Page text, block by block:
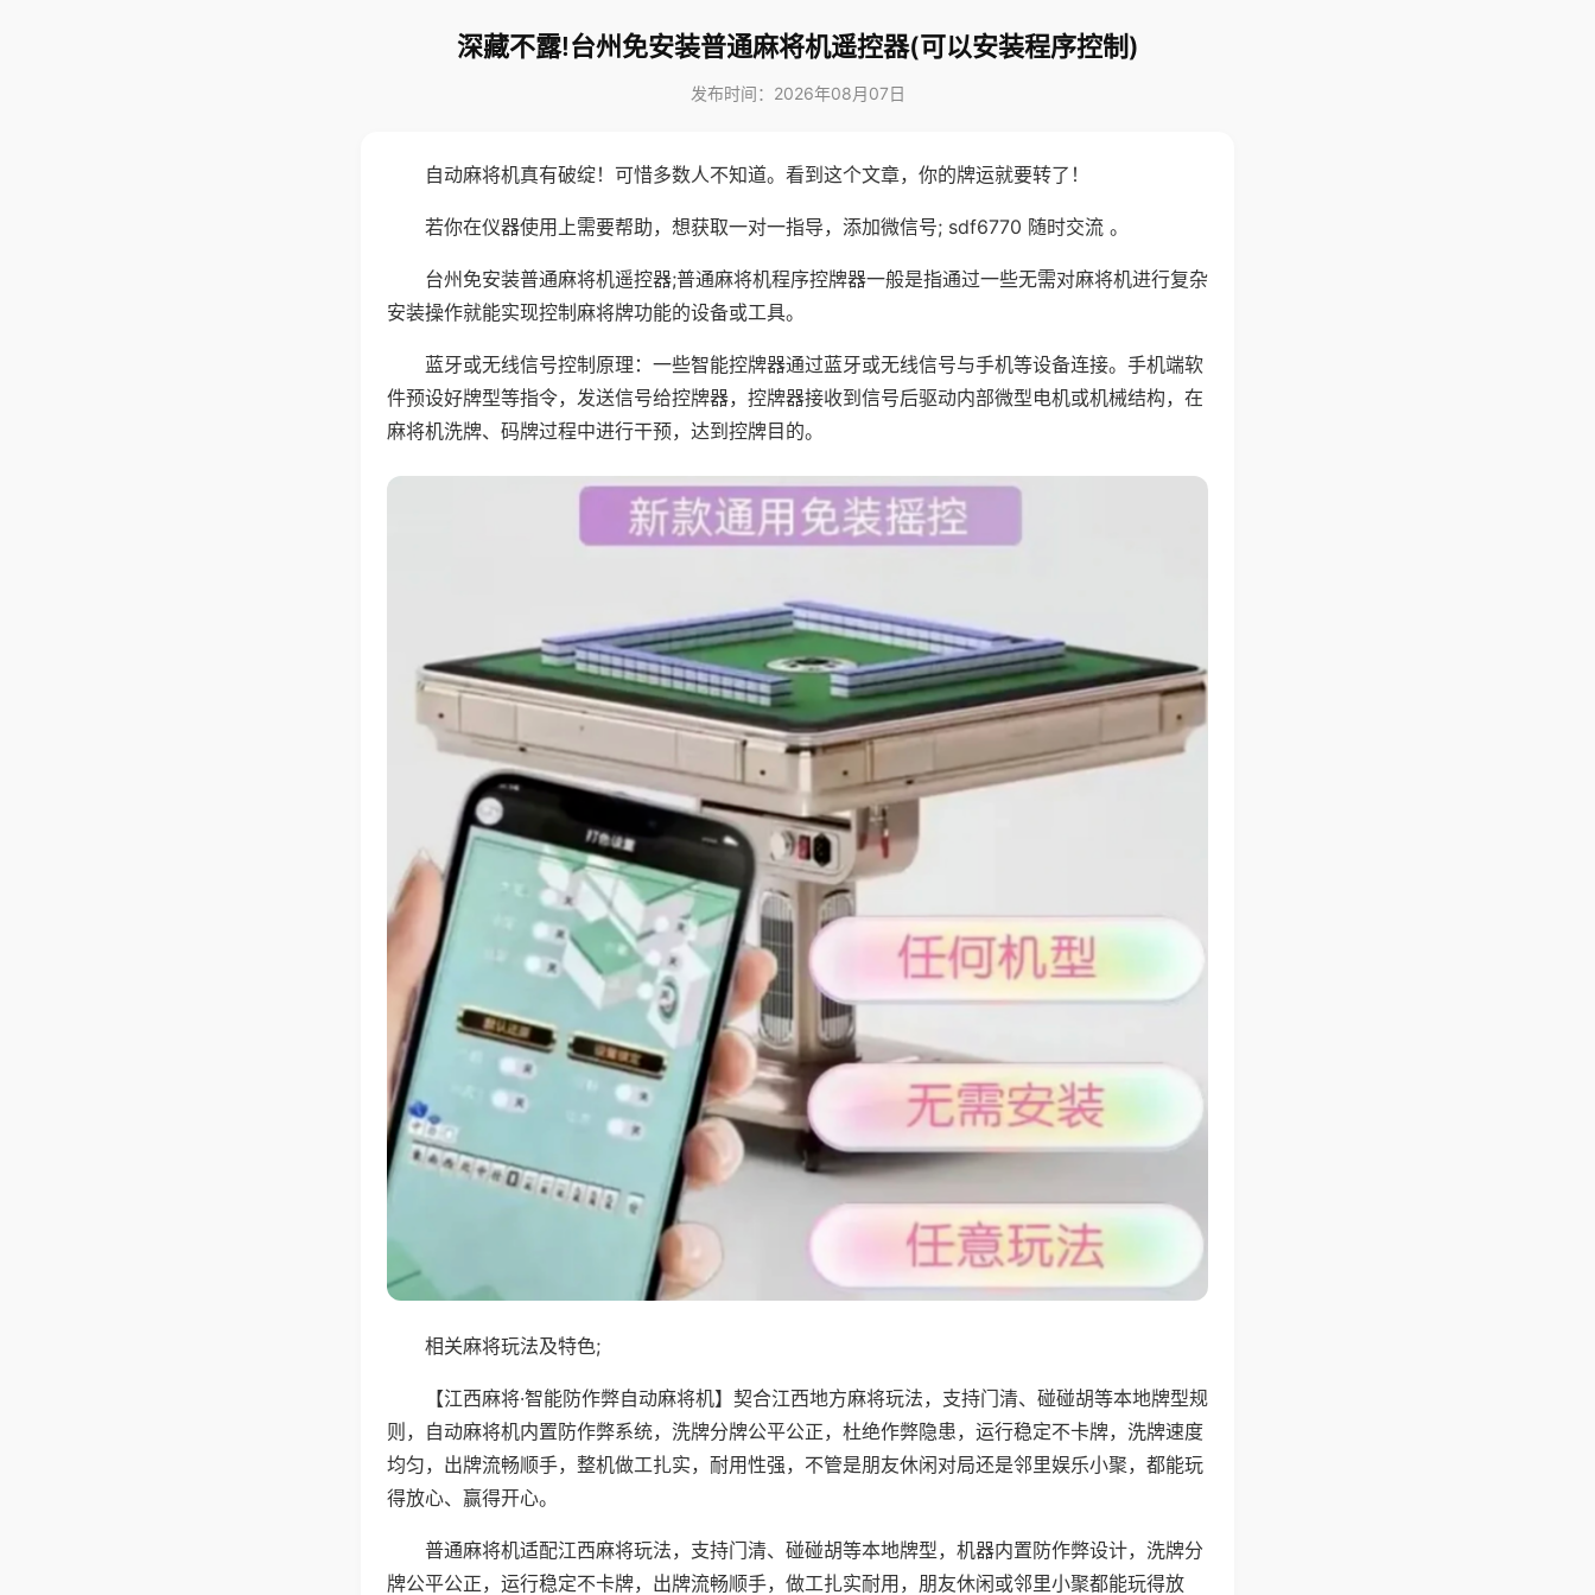
深藏不露!台州免安装普通麻将机遥控器(可以安装程序控制)
发布时间：2026年08月07日
自动麻将机真有破绽！可惜多数人不知道。看到这个文章，你的牌运就要转了！
若你在仪器使用上需要帮助，想获取一对一指导，添加微信号; sdf6770 随时交流 。
台州免安装普通麻将机遥控器;普通麻将机程序控牌器一般是指通过一些无需对麻将机进行复杂
安装操作就能实现控制麻将牌功能的设备或工具。
蓝牙或无线信号控制原理：一些智能控牌器通过蓝牙或无线信号与手机等设备连接。手机端软
件预设好牌型等指令，发送信号给控牌器，控牌器接收到信号后驱动内部微型电机或机械结构，在
麻将机洗牌、码牌过程中进行干预，达到控牌目的。
相关麻将玩法及特色;
【江西麻将·智能防作弊自动麻将机】契合江西地方麻将玩法，支持门清、碰碰胡等本地牌型规
则，自动麻将机内置防作弊系统，洗牌分牌公平公正，杜绝作弊隐患，运行稳定不卡牌，洗牌速度
均匀，出牌流畅顺手，整机做工扎实，耐用性强，不管是朋友休闲对局还是邻里娱乐小聚，都能玩
得放心、赢得开心。
普通麻将机适配江西麻将玩法，支持门清、碰碰胡等本地牌型，机器内置防作弊设计，洗牌分
牌公平公正，运行稳定不卡牌，出牌流畅顺手，做工扎实耐用，朋友休闲或邻里小聚都能玩得放